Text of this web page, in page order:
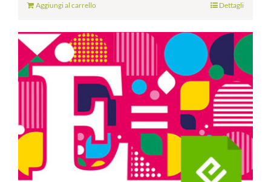
Aggiungi al carrello Dettagli